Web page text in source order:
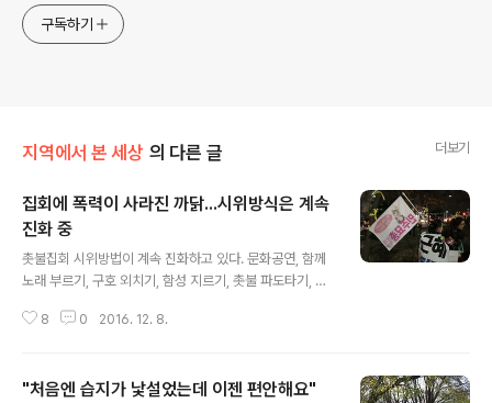
구독하기
지역에서 본 세상 의 다른 글 더보기
집회에 폭력이 사라진 까닭...시위방식은 계속
진화 중
촛불집회 시위방법이 계속 진화하고 있다. 문화공연, 함께
노래 부르기, 구호 외치기, 함성 지르기, 촛불 파도타기, 시
다. 거리행진 중에도 트럭을 무대로 삼아 자유발언이 이어
구소' 등이 그것이다. 시민단체가 시국선언문을 기초하여
8 0 2016. 12. 8.
"처음엔 습지가 낯설었는데 이젠 편안해요"